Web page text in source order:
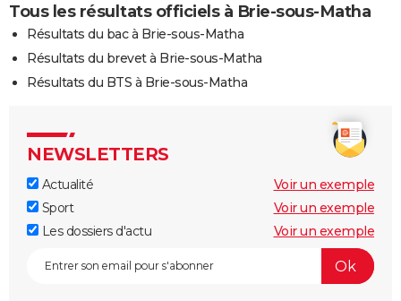
Tous les résultats officiels à Brie-sous-Matha
Résultats du bac à Brie-sous-Matha
Résultats du brevet à Brie-sous-Matha
Résultats du BTS à Brie-sous-Matha
NEWSLETTERS
Actualité
Voir un exemple
Sport
Voir un exemple
Les dossiers d'actu
Voir un exemple